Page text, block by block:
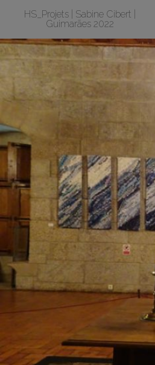
HS_Projets | Sabine Cibert |
Guimarães 2022